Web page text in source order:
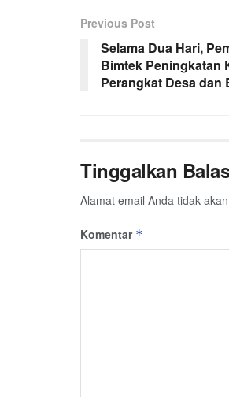
Previous Post
Selama Dua Hari,
Bimtek Peningkatan
Perangkat Desa dan
Tinggalkan
Alamat email Anda tidak
Komentar *